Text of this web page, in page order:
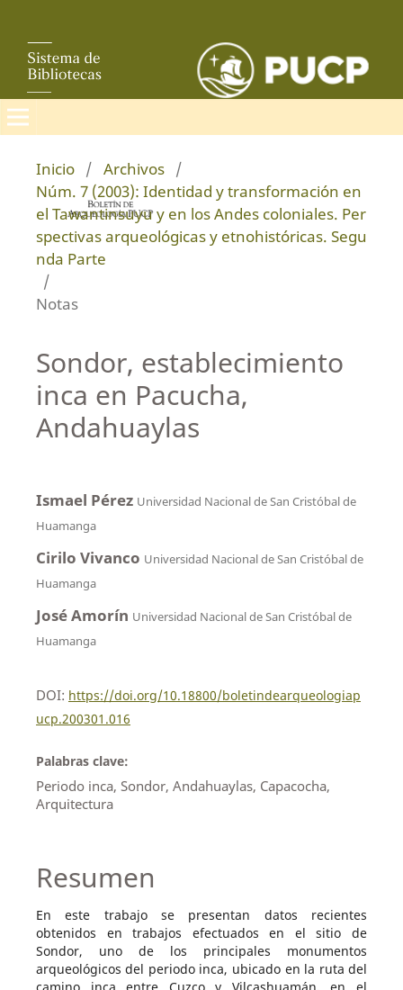
Inicio / Archivos /
Núm. 7 (2003): Identidad y transformación en
el Tawantinsuyu y en los Andes coloniales. Per
spectivas arqueológicas y etnohistóricas. Segu
nda Parte
/
Notas
Sondor, establecimiento
inca en Pacucha,
Andahuaylas
Ismael Pérez Universidad Nacional de San Cristóbal de
Huamanga
Cirilo Vivanco Universidad Nacional de San Cristóbal de
Huamanga
José Amorín Universidad Nacional de San Cristóbal de
Huamanga
DOI: https://doi.org/10.18800/boletindearqueologiap
ucp.200301.016
Palabras clave:
Periodo inca, Sondor, Andahuaylas, Capacocha,
Arquitectura
Resumen
En este trabajo se presentan datos recientes
obtenidos en trabajos efectuados en el sitio de
Sondor, uno de los principales monumentos
arqueológicos del periodo inca, ubicado en la ruta del